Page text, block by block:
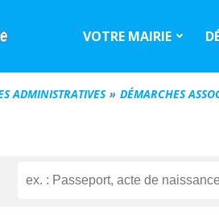
VOTRE MAIRIE
ADMINISTRATIVES DÉMARCHES